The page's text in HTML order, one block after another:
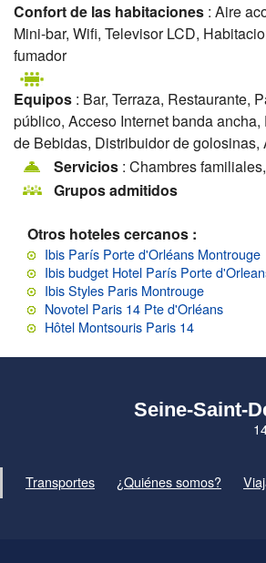
Confort de las habitaciones : Aire
Mini-bar, Wifi, Televisor LCD,
fumador
Equipos : Bar, Terraza, Restaurante,
público, Acceso Internet banda
de Bebidas, Distribuidor de golosinas,
Servicios : Chambres
Grupos admitidos
Otros hoteles cercanos :
Ibis París Porte d'Orléans Montrouge
Ibis budget Hotel París Porte
Ibis Styles Paris Montrouge
Novotel Paris 14 Pte d'Orléans
Hôtel Montsouris Paris 14
Seine-Saint-
Transportes
¿Quiénes somos?